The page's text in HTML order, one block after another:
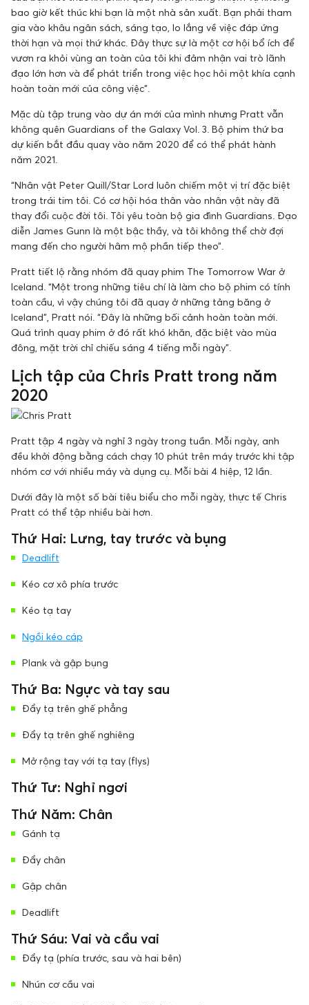
bao giờ kết thúc khi bạn là một nhà sản xuất. Bạn phải tham
gia vào khâu ngân sách, sáng tạo, lo lắng về việc đáp ứng
thời hạn và mọi thứ khác. Đây thực sự là một cơ hội bổ ích để
vươn ra khỏi vùng an toàn của tôi khi đảm nhận vai trò lãnh
đạo lớn hơn và để phát triển trong việc học hỏi một khía cạnh
hoàn toàn mới của công việc”.
Mặc dù tập trung vào dự án mới của mình nhưng Pratt vẫn
không quên Guardians of the Galaxy Vol. 3. Bộ phim thứ ba
dự kiến ​​bắt đầu quay vào năm 2020 để có thể phát hành
năm 2021.
“Nhân vật Peter Quill/Star Lord luôn chiếm một vị trí đặc biệt
trong trái tim tôi. Có cơ hội hóa thân vào nhân vật này đã
thay đổi cuộc đời tôi. Tôi yêu toàn bộ gia đình Guardians. Đạo
diễn James Gunn là một bậc thầy, và tôi không thể chờ đợi
mang đến cho người hâm mộ phần tiếp theo”.
Pratt tiết lộ rằng nhóm đã quay phim The Tomorrow War ở
Iceland. “Một trong những tiêu chí là làm cho bộ phim có tính
toàn cầu, vì vậy chúng tôi đã quay ở những tảng băng ở
Iceland”, Pratt nói. “Đây là những bối cảnh hoàn toàn mới.
Quá trình quay phim ở đó rất khó khăn, đặc biệt vào mùa
đông, mặt trời chỉ chiếu sáng 4 tiếng mỗi ngày”.
Lịch tập của Chris Pratt trong năm
2020
Pratt tập 4 ngày và nghỉ 3 ngày trong tuần. Mỗi ngày, anh
đều khởi động bằng cách chạy 10 phút trên máy trước khi tập
nhóm cơ với nhiều máy và dụng cụ. Mỗi bài 4 hiệp, 12 lần.
Dưới đây là một số bài tiêu biểu cho mỗi ngày, thực tế Chris
Pratt có thể tập nhiều bài hơn.
Thứ Hai: Lưng, tay trước và bụng
Deadlift
Kéo cơ xô phía trước
Kéo tạ tay
Ngồi kéo cáp
Plank và gập bụng
Thứ Ba: Ngực và tay sau
Đẩy tạ trên ghế phẳng
Đẩy tạ trên ghế nghiêng
Mở rộng tay với tạ tay (flys)
Thứ Tư: Nghỉ ngơi
Thứ Năm: Chân
Gánh tạ
Đẩy chân
Gập chân
Deadlift
Thứ Sáu: Vai và cầu vai
Đẩy tạ (phía trước, sau và hai bên)
Nhún cơ cầu vai